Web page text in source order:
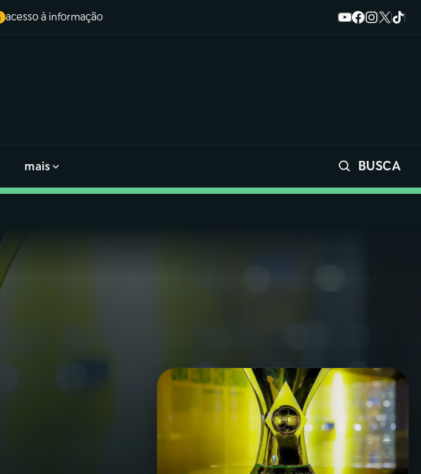
acesso à informação
mais BUSCA